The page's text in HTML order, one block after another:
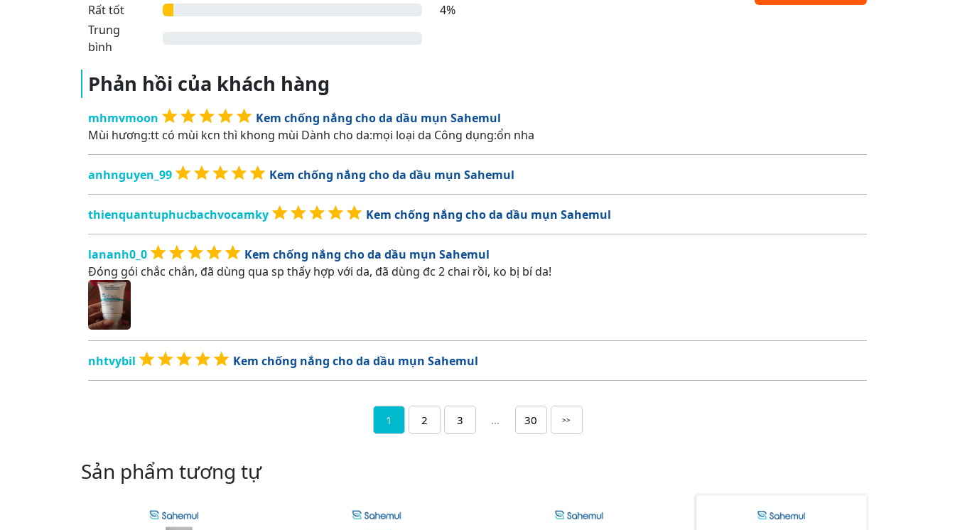
Rất tốt
4%
Trung
bình
Phản hồi của khách hàng
mhmvmoon
Kem chống nắng cho da dầu mụn Sahemul
Mùi hương:tt có mùi kcn thì khong mùi Dành cho da:mọi loại da Công dụng:ổn nha
anhnguyen_99 Kem chống nắng cho da dầu mụn Sahemul
thienquantuphucbachvocamky Kem chống nắng cho da dầu mụn Sahemul
lananh0_0
Kem chống nắng cho da dầu mụn Sahemul
Đóng gói chắc chắn, đã dùng qua sp thấy hợp với da, đã dùng đc 2 chai rồi, ko bị bí da!
nhtvybil Kem chống nắng cho da dầu mụn Sahemul
1 2 3 ... 30 >>
Sản phẩm tương tự